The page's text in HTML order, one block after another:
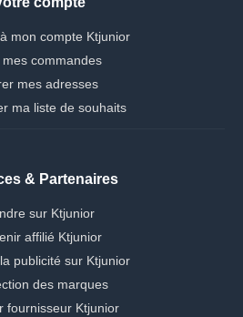
mon compte Ktjunior
mes commandes
mes adresses
ma liste de souhaits
& Partenaires
sur Ktjunior
affilié Ktjunior
publicité sur Ktjunior
des marques
fournisseur Ktjunior